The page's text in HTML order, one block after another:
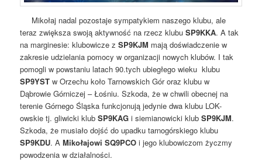
Mikołaj nadal pozostaje sympatykiem naszego klubu, ale
teraz zwiększa swoją aktywność na rzecz klubu SP9KKA. A tak
na marginesie: klubowicze zSP9KJM mają doświadczenie w
zakresie udzielania pomocy w organizacji nowych klubów. I tak
pomogli w powstaniu latach 90.tych ubiegłego wieku klubu
SP9YST w Orzechu koło Tarnowskich Gór oraz klubu w
Dąbrowie Górniczej – Łośniu. Szkoda, że w chwili obecnej na
terenie Górnego Śląska funkcjonują jedynie dwa klubu LOK-
owskie tj. gliwicki klubSP9KAG i siemianowicki klubSP9KJM.
Szkoda, że musiało dojść do upadku tarnogórskiego klubu
SP9KDU. AMikołajowi SQ9PCO i jego klubowiczom życzmy
powodzenia w działalności.